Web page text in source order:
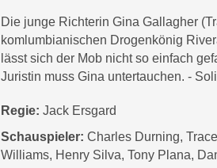
Die junge Richterin Gina Gallagher
komlumbianischen Drogenkönig
lässt sich der Mob nicht so einfach
Juristin muss Gina untertauchen. -
Regie: Jack Ersgard
Schauspieler: Charles Durning,
Williams, Henry Silva, Tony Plana,